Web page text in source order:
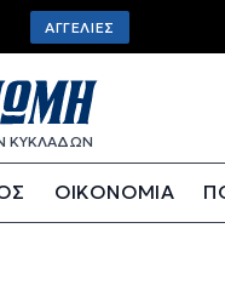
menu
ΑΓΓΕΛΊΕΣ
ΚΥΚΛΑΔΩΝ
ΟΙΚΟΝΟΜΙΑ